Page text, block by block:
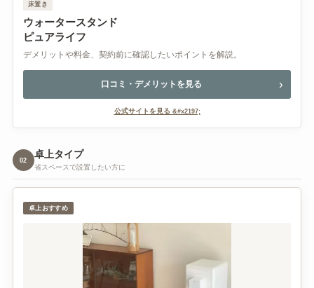
床置き
ウォータースタンド
ピュアライフ
デメリットや料金、契約前に確認したいポイントを解説。
口コミ・デメリットを見る
公式サイトを見る
02
卓上タイプ
省スペースで設置したい方に
卓上おすすめ